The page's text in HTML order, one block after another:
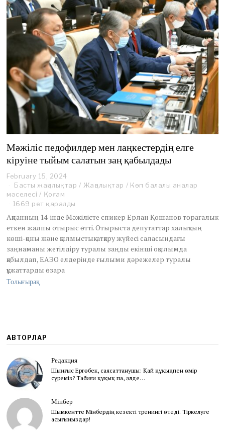
Мәжіліс педофилдер мен лаңкестердің елге
кіруіне тыйым салатын заң қабылдады
February 15, 2024
Басты жаңалықтар / Жаңалықтар / Көп балалы аналар
мәселесі / Қоғам
1669 рет қаралды
Ақпанның 14-інде Мәжілісте спикер Ерлан Қошанов төрағалық
еткен жалпы отырыс өтті. Отырыста депутаттар халықтың
көші-қоны және қылмыстық-атқару жүйесі саласындағы
заңнаманы жетілдіру туралы заңды екінші оқылымда
қабылдап, ЕАЭО елдерінде ғылыми дәрежелер туралы
құжаттарды өзара
Толығырақ
АВТОРЛАР
Редакция
Шыңғыс Ергөбек, cаясаттанушы: Қай құқықпен өмір
сүреміз? Табиғи құқық па, әлде…
Мінбер
Шымкентте Мінбердің кезекті тренингі өтеді. Тіркелуге
асығыңыздар!